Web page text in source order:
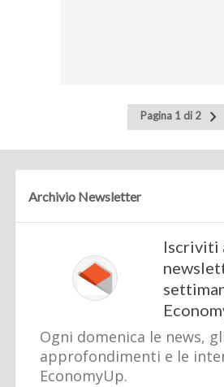
Pagina 1 di 2
Archivio Newsletter
Iscriviti
Ogni domenica le news,
approfondimenti e le
EconomyUp.